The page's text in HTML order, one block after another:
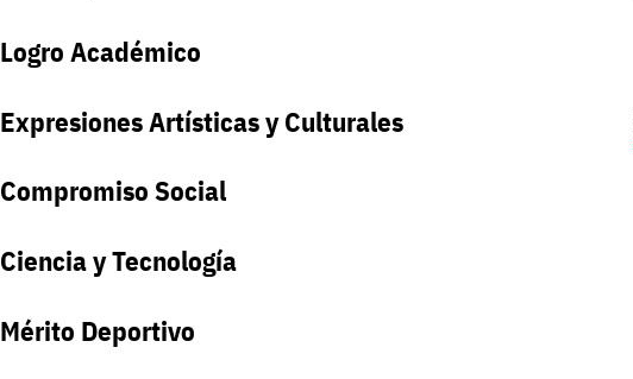
Logro Académico
Expresiones Artísticas y Culturales
Compromiso Social
Ciencia y Tecnología
Mérito Deportivo